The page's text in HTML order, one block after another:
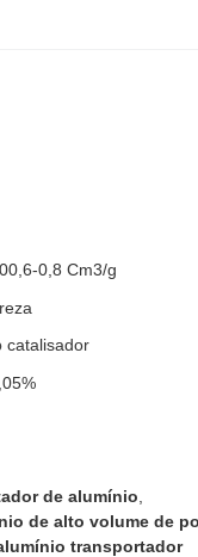
00,6-0,8 Cm3/g
catalisador
de alumínio
de alto volume de
transportador